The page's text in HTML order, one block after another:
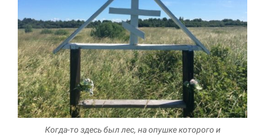
Когда-то здесь был лес, на опушке которого и